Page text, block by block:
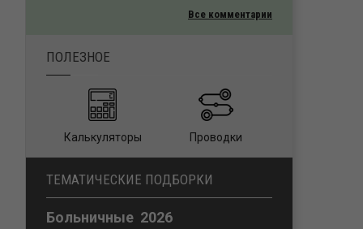
Все комментарии
ПОЛЕЗНОЕ
Калькуляторы Проводки
ТЕМАТИЧЕСКИЕ ПОДБОРКИ
Больничные 2026